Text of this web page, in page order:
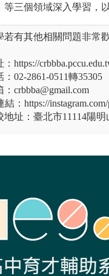
等三個領域深入學習，
若有其他相關問題非常
：https://
：02-2861-0511轉35305
：crbbba@gmail.com
結：https://
地址：臺北市11114陽明